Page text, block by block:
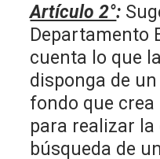
Artículo 2°:
Departamento
cuenta lo que
disponga de
fondo que
para realizar
búsqueda de